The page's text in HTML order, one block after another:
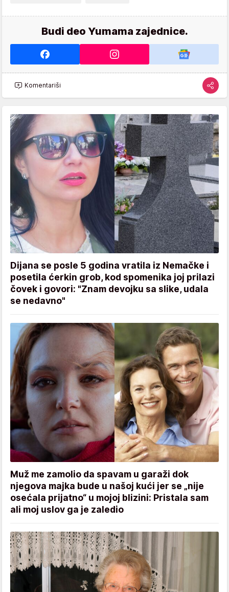
Budi deo Yumama zajednice.
Komentariši
Dijana se posle 5 godina vratila iz Nemačke i
posetila ćerkin grob, kod spomenika joj prilazi
čovek i govori: "Znam devojku sa slike, udala
se nedavno"
Muž me zamolio da spavam u garaži dok
njegova majka bude u našoj kući jer se „nije
osećala prijatno“ u mojoj blizini: Pristala sam
ali moj uslov ga je zaledio